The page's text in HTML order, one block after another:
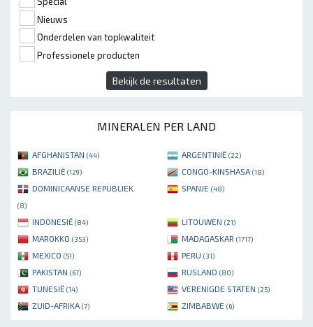
Nieuws
Onderdelen van topkwaliteit
Professionele producten
Bekijk de resultaten
MINERALEN PER LAND
AFGHANISTAN (44) ARGENTINIË (22)
BRAZILIË (129) CONGO-KINSHASA (18)
DOMINICAANSE REPUBLIEK
(8)
SPANJE (48)
INDONESIË (84) LITOUWEN (21)
MAROKKO (353) MADAGASKAR (1717)
MEXICO (51) PERU (31)
PAKISTAN (67) RUSLAND (80)
TUNESIË (14) VERENIGDE STATEN (25)
ZUID-AFRIKA (7) ZIMBABWE (6)